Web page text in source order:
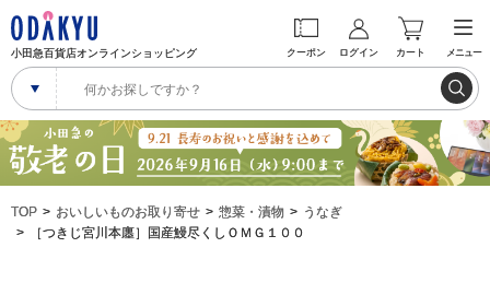
小田急百貨店オンラインショッピング クーポン ログイン カート メニュー
TOP おいしいものお取り寄せ 惣菜・漬物
うなぎ
［つきじ宮川本廛］国産鰻尽くしＯＭＧ１００